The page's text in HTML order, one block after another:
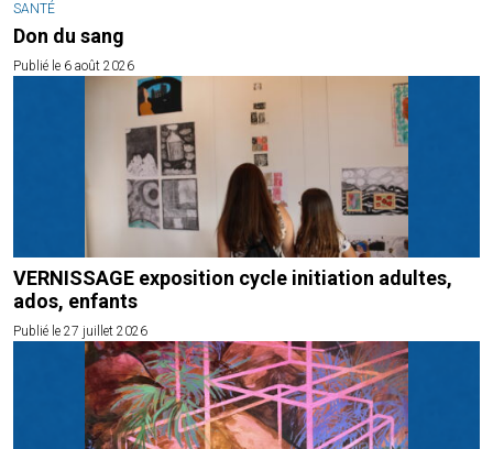
SANTÉ
Don du sang
Publié le 6 août 2026
VERNISSAGE exposition cycle initiation adultes,
ados, enfants
Publié le 27 juillet 2026